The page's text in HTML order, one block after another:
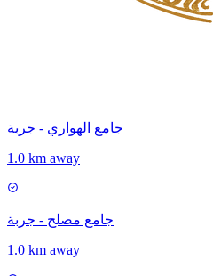
جامع الهواري - جربة
1.0 km away
جامع مصلح - جربة
1.0 km away